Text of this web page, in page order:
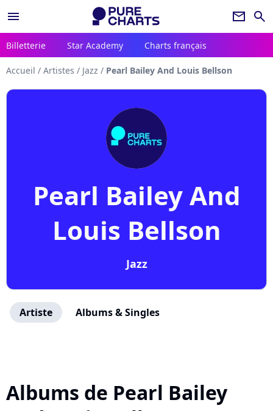
menu newsletter search
Billetterie Star Academy Charts français
Accueil / Artistes / Jazz / Pearl Bailey And Louis Bellson
Pearl Bailey And
Louis Bellson
Jazz
Artiste Albums & Singles
Albums de Pearl Bailey